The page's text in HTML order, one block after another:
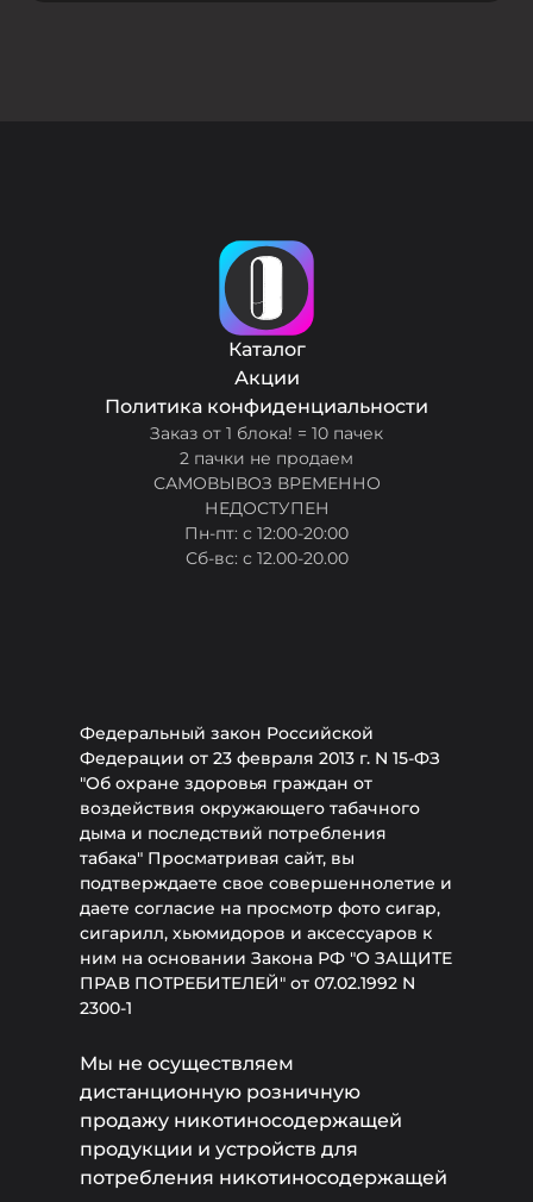
Каталог
Акции
Политика конфиденциальности
Заказ от 1 блока! = 10 пачек
2 пачки не продаем
САМОВЫВОЗ ВРЕМЕННО
НЕДОСТУПЕН
Пн-пт: с 12:00-20:00
Сб-вс: с 12.00-20.00
Федеральный закон Российской
Федерации от 23 февраля 2013 г. N 15-ФЗ
"Об охране здоровья граждан от
воздействия окружающего табачного
дыма и последствий потребления
табака" Просматривая сайт, вы
подтверждаете свое совершеннолетие и
даете согласие на просмотр фото сигар,
сигарилл, хьюмидоров и аксессуаров к
ним на основании Закона РФ "О ЗАЩИТЕ
ПРАВ ПОТРЕБИТЕЛЕЙ" от 07.02.1992 N
2300-1
Мы не осуществляем
дистанционную розничную
продажу никотиносодержащей
продукции и устройств для
потребления никотиносодержащей